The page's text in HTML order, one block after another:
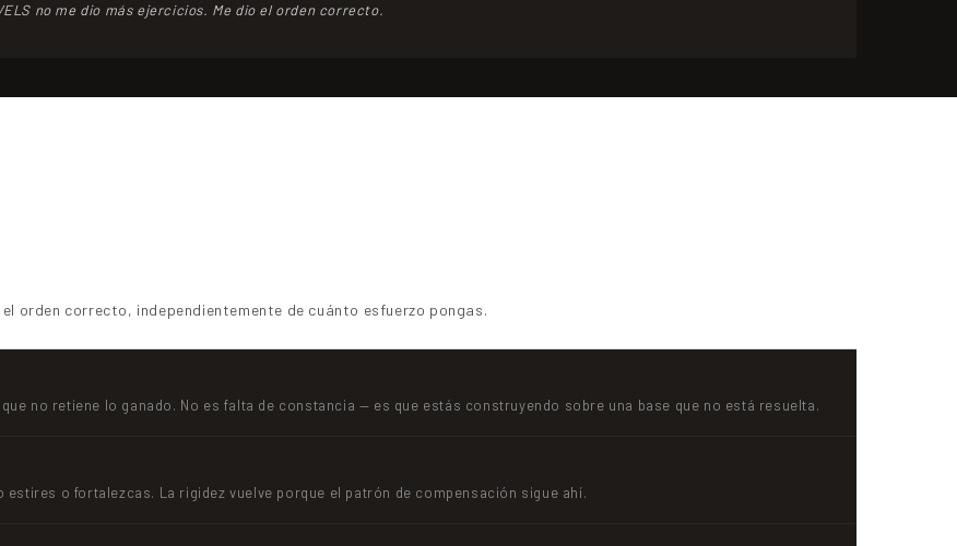
no me dio más ejercicios. Me dio el orden correcto.
orden correcto, independientemente de cuánto esfuerzo pongas.
no retiene lo ganado. No es falta de constancia — es que estás construyendo sobre una base que no está resuelta.
o fortalezcas. La rigidez vuelve porque el patrón de compensación sigue ahí.